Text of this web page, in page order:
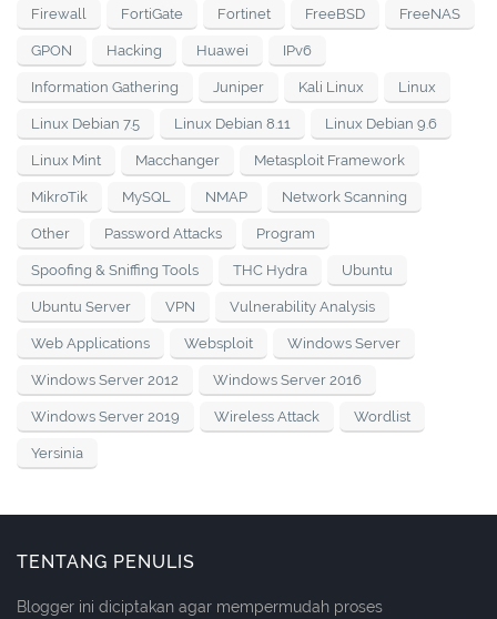
Firewall FortiGate Fortinet FreeBSD FreeNAS
GPON Hacking Huawei IPv6
Information Gathering Juniper Kali Linux Linux
Linux Debian 7.5 Linux Debian 8.11 Linux Debian 9.6
Linux Mint Macchanger Metasploit Framework
MikroTik MySQL NMAP Network Scanning
Other Password Attacks Program
Spoofing & Sniffing Tools THC Hydra Ubuntu
Ubuntu Server VPN Vulnerability Analysis
Web Applications Websploit Windows Server
Windows Server 2012 Windows Server 2016
Windows Server 2019 Wireless Attack Wordlist
Yersinia
TENTANG PENULIS
Blogger ini diciptakan agar mempermudah proses